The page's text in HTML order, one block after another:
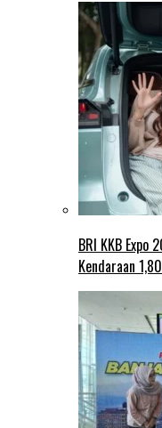
BRI KKB Expo
Kendaraan